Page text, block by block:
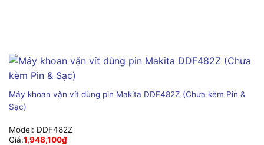
Máy khoan vặn vít dùng pin Makita DDF482Z (Chưa kèm Pin &
Sạc)
Model: DDF482Z
Giá:1,948,100₫